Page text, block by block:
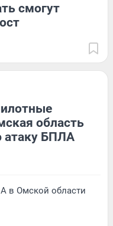
смогут
область
атаку БПЛА
в Омской области